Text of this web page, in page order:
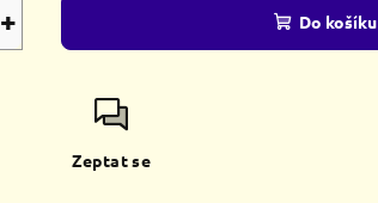
+ Do košíku
Zeptat se